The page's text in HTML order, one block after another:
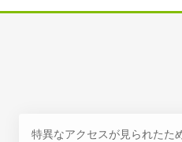
特異なアクセスが見られたた